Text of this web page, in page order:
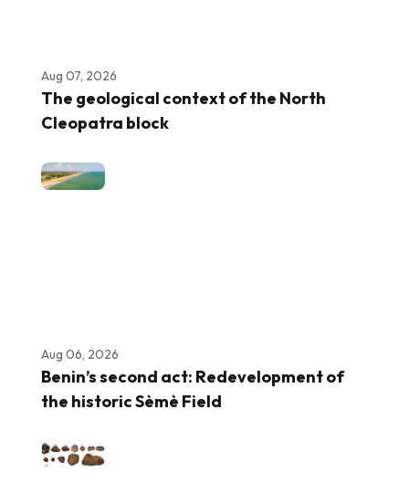
Aug 07, 2026
The geological context of the North
Cleopatra block
Aug 06, 2026
Benin’s second act: Redevelopment of
the historic Sèmè Field